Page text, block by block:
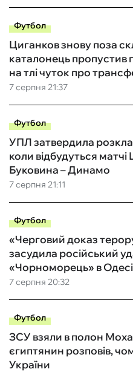
Футбол
7 серпня 21:37
Циганков знову поза
каталонець пропустив
на тлі чуток про
Футбол
7 серпня 21:11
УПЛ затвердила
коли відбудуться
Буковина – Динамо
Футбол
7 серпня 20:32
«Черговий доказ
засудила російський
«Чорноморець» в Одесі
Футбол
ЗСУ взяли в полон
єгиптянин розповів,
України